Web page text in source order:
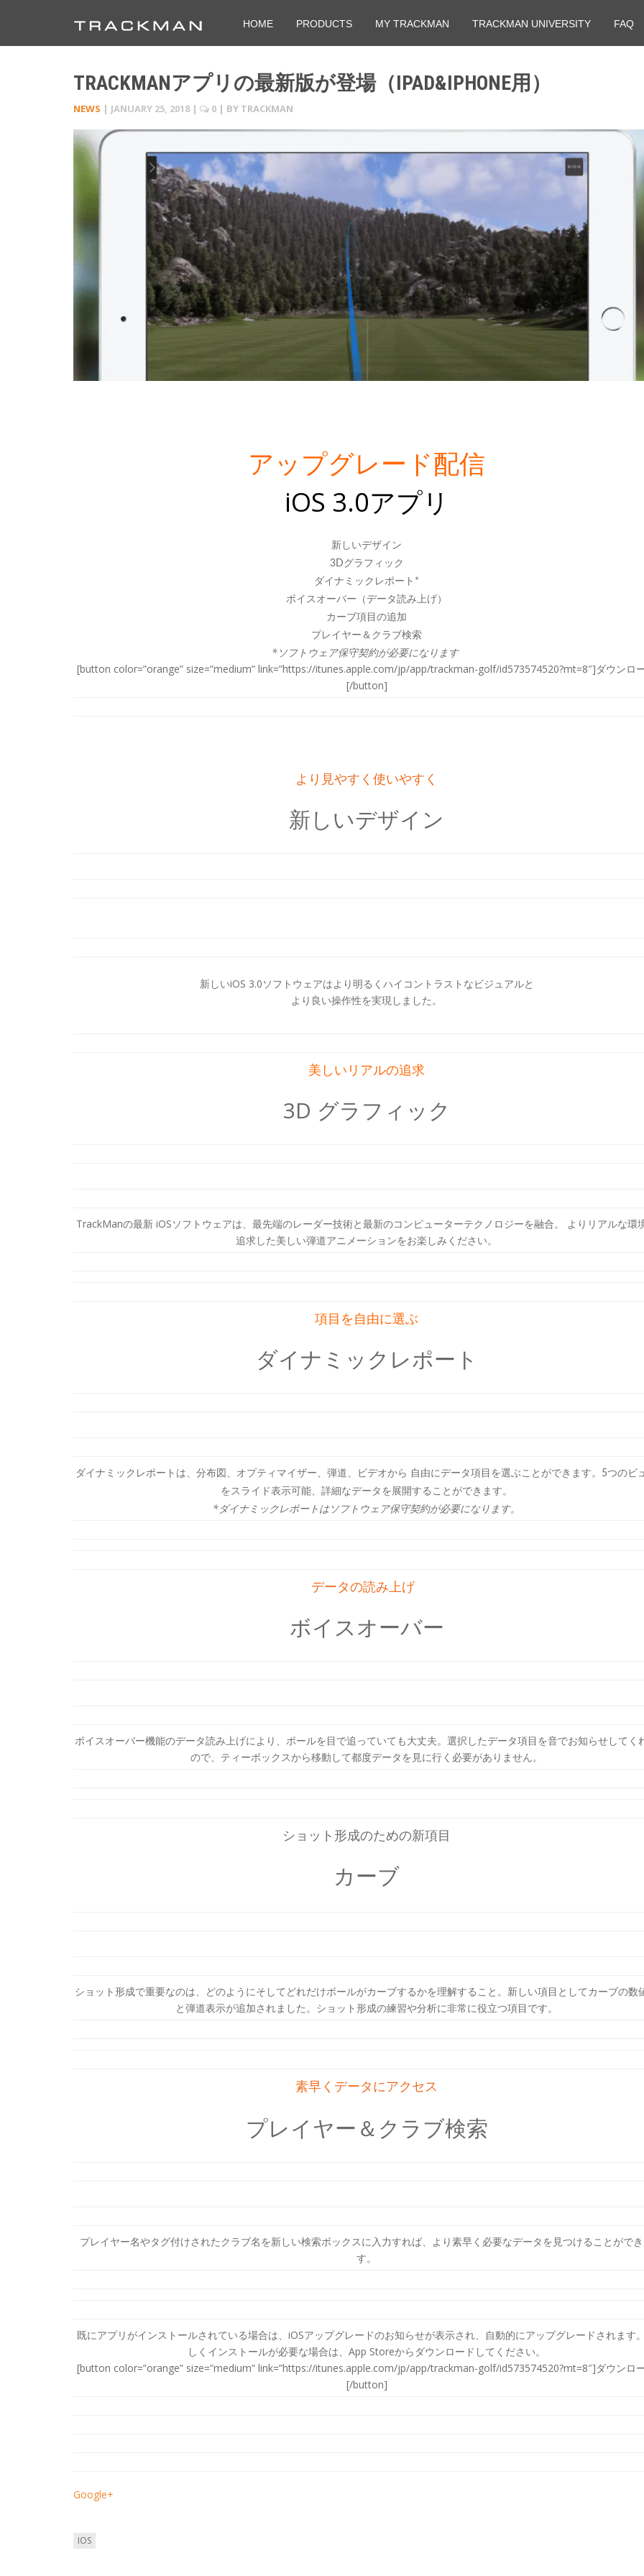
HOME PRODUCTS MY TRACKMAN TRACKMAN UNIVERSITY FAQ
TRACKMANアプリの最新版が登場（IPAD&IPHONE用）
NEWS | JANUARY 25, 2018 | 0 | BY TRACKMAN
アップグレード配信
iOS 3.0アプリ
新しいデザイン
3Dグラフィック
ダイナミックレポート*
ボイスオーバー（データ読み上げ）
カーブ項目の追加
プレイヤー＆クラブ検索
*ソフトウェア保守契約が必要になります
[button color=”orange” size=”medium” link=”https://itunes.apple.com/jp/app/trackman-golf/id573574520?mt=8″]ダウンロ
[/button]
より見やすく使いやすく
新しいデザイン
新しいiOS 3.0ソフトウェアはより明るくハイコントラストなビジュアルと
より良い操作性を実現しました。
美しいリアルの追求
3D グラフィック
TrackManの最新 iOSソフトウェアは、最先端のレーダー技術と最新のコンピューターテクノロジーを融合。 よりリアルな環
追求した美しい弾道アニメーションをお楽しみください。
項目を自由に選ぶ
ダイナミックレポート
ダイナミックレポートは、分布図、オプティマイザー、弾道、ビデオから 自由にデータ項目を選ぶことができます。5つのビ
をスライド表示可能、詳細なデータを展開することができます。
*ダイナミックレポートはソフトウェア保守契約が必要になります。
データの読み上げ
ボイスオーバー
ボイスオーバー機能のデータ読み上げにより、ボールを目で追っていても大丈夫。選択したデータ項目を音でお知らせしてく
ので、ティーボックスから移動して都度データを見に行く必要がありません。
ショット形成のための新項目
カーブ
ショット形成で重要なのは、どのようにそしてどれだけボールがカーブするかを理解すること。新しい項目としてカーブの数
と弾道表示が追加されました。ショット形成の練習や分析に非常に役立つ項目です。
素早くデータにアクセス
プレイヤー＆クラブ検索
プレイヤー名やタグ付けされたクラブ名を新しい検索ボックスに入力すれば、より素早く必要なデータを見つけることがで
す。
既にアプリがインストールされている場合は、iOSアップグレードのお知らせが表示され、自動的にアップグレードされます
しくインストールが必要な場合は、App Storeからダウンロードしてください。
[button color=”orange” size=”medium” link=”https://itunes.apple.com/jp/app/trackman-golf/id573574520?mt=8″]ダウンロ
[/button]
Google+
IOS